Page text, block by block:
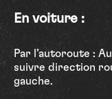
En voiture :
Par l’autoroute :
suivre direction
gauche.